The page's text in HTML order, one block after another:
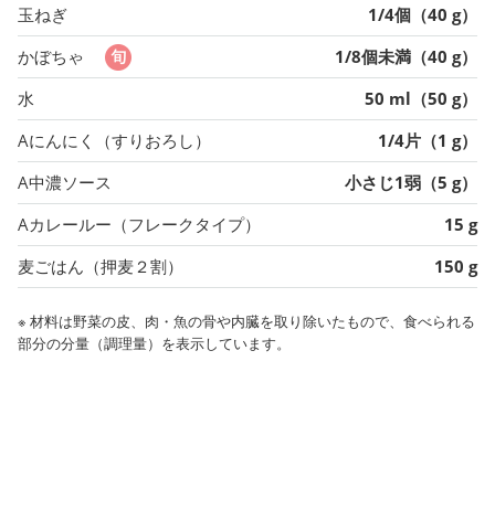
玉ねぎ
1/4個（40 g）
かぼちゃ
1/8個未満（40 g）
水
50 ml（50 g）
Aにんにく（すりおろし）
1/4片（1 g）
A中濃ソース
小さじ1弱（5 g）
Aカレールー（フレークタイプ）
15 g
麦ごはん（押麦２割）
150 g
※ 材料は野菜の皮、肉・魚の骨や内臓を取り除いたもので、食べられる
部分の分量（調理量）を表示しています。